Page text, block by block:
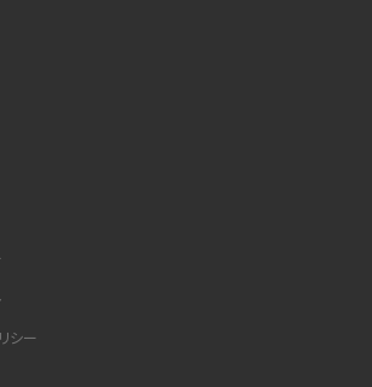
原因と対処法9選！設定の確認手順も解説
電話をかける方法やiPhone・Androidの設定を解説
は？iPhone・Androidの設定方法やおススメを紹介
X（旧Twitter）、Instagram、TikTokで送る方法を解説
は？便利機能の使い方や注意点をわかりやすく解説
シー